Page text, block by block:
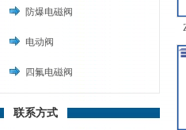
防爆电磁阀
电动阀
四氟电磁阀
联系方式